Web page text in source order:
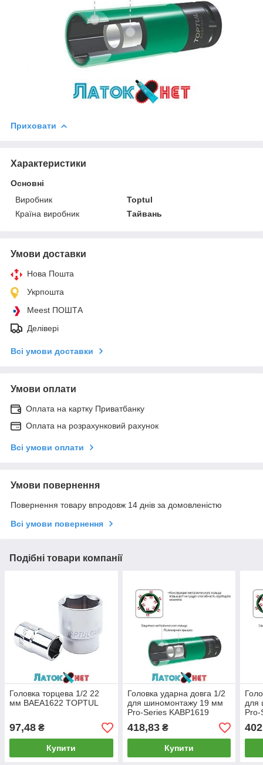
Приховати
Характеристики
Основні
Виробник
Toptul
Країна виробник
Тайвань
Умови доставки
Нова Пошта
Укрпошта
Meest ПОШТА
Делівері
Всі умови доставки
Умови оплати
Оплата на картку Приватбанку
Оплата на розрахунковий рахунок
Всі умови оплати
Умови повернення
Повернення товару впродовж 14 днів за домовленістю
Всі умови повернення
Подібні товари компанії
Головка торцева 1/2 22
мм BAEA1622 TOPTUL
97,48 ₴
Купити
Головка ударна довга 1/2
для шиномонтажу 19 мм
Pro-Series KABP1619
Toptul
418,83₴
Купити
для
Pro-